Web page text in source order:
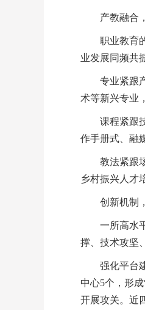
产教融合
职业教育
业发展同频共
专业紧跟
术等新兴专业
课程紧跟
作手册式、融
教法紧跟
乡村振兴人才
创新机制
一所高水
撑、技术攻坚
强化平台
中心5个，形
开展攻关。近